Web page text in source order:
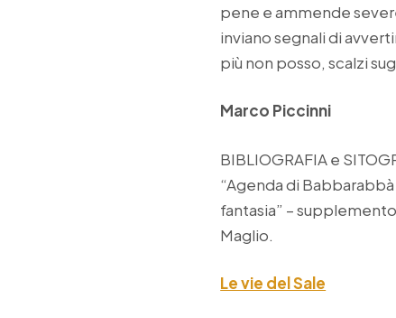
pene e ammende
inviano segnali di
più non posso, scalzi
Marco Piccinni
BIBLIOGRAFIA e
“Agenda di
fantasia” –
Maglio.
Le vie del Sale